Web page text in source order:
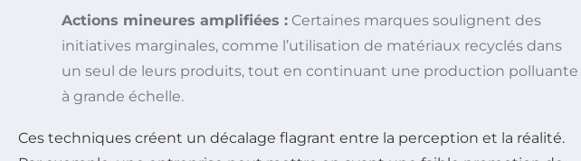
Actions mineures amplifiées : Certaines marques soulignent des
initiatives marginales, comme l’utilisation de matériaux recyclés dans
un seul de leurs produits, tout en continuant une production polluante
à grande échelle.
Ces techniques créent un décalage flagrant entre la perception et la réalité.